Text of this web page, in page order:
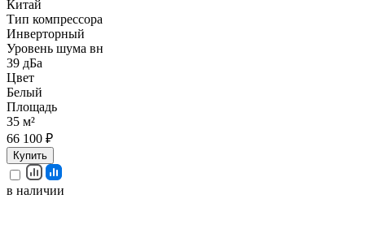
Китай
Тип компрессора
Инверторный
Уровень шума вн
39 дБа
Цвет
Белый
Площадь
35 м²
66 100 ₽
Купить
в наличии